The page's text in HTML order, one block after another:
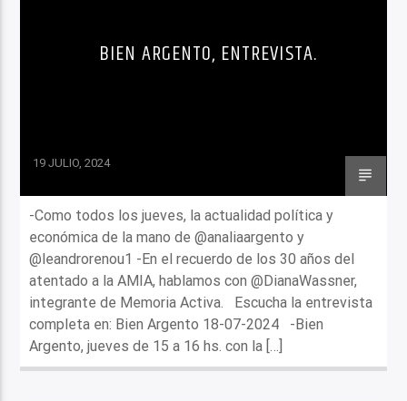
BIEN ARGENTO, ENTREVISTA.
19 JULIO, 2024
-Como todos los jueves, la actualidad política y
económica de la mano de @analiaargento y
@leandrorenou1 -En el recuerdo de los 30 años del
atentado a la AMIA, hablamos con @DianaWassner,
integrante de Memoria Activa. Escucha la entrevista
completa en: Bien Argento 18-07-2024 -Bien
Argento, jueves de 15 a 16 hs. con la […]